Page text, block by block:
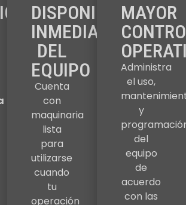
DISPONIBILIDAD
INMEDIATA
DEL
EQUIPO
Cuenta
con
maquinaria
lista
para
utilizarse
cuando
tu
operación
MAYOR
Administra
el uso,
y
del
equipo
de
acuerdo
con las